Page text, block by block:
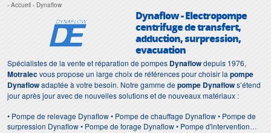
Accueil Dynaflow
Dynaflow - Electropompe
centrifuge de transfert,
adduction, surpression,
evacuation
Spécialistes de la vente et réparation de pompes Dynaflowdepuis 1976,
Motralecvous propose un large choix de références pour choisir la pompe
Dynaflowadaptée à votre besoin. Notre gamme depompe Dynaflows’étend
jour après jour avec de nouvelles solutions et de nouveaux matériaux :
• Pompe de relevage Dynaflow • Pompe de chauffage Dynaflow • Pompe de
surpression Dynaflow • Pompe de forage Dynaflow • Pompe d'intervention